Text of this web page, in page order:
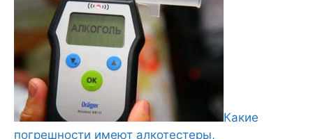
Какие
погрешности имеют алкотестеры,